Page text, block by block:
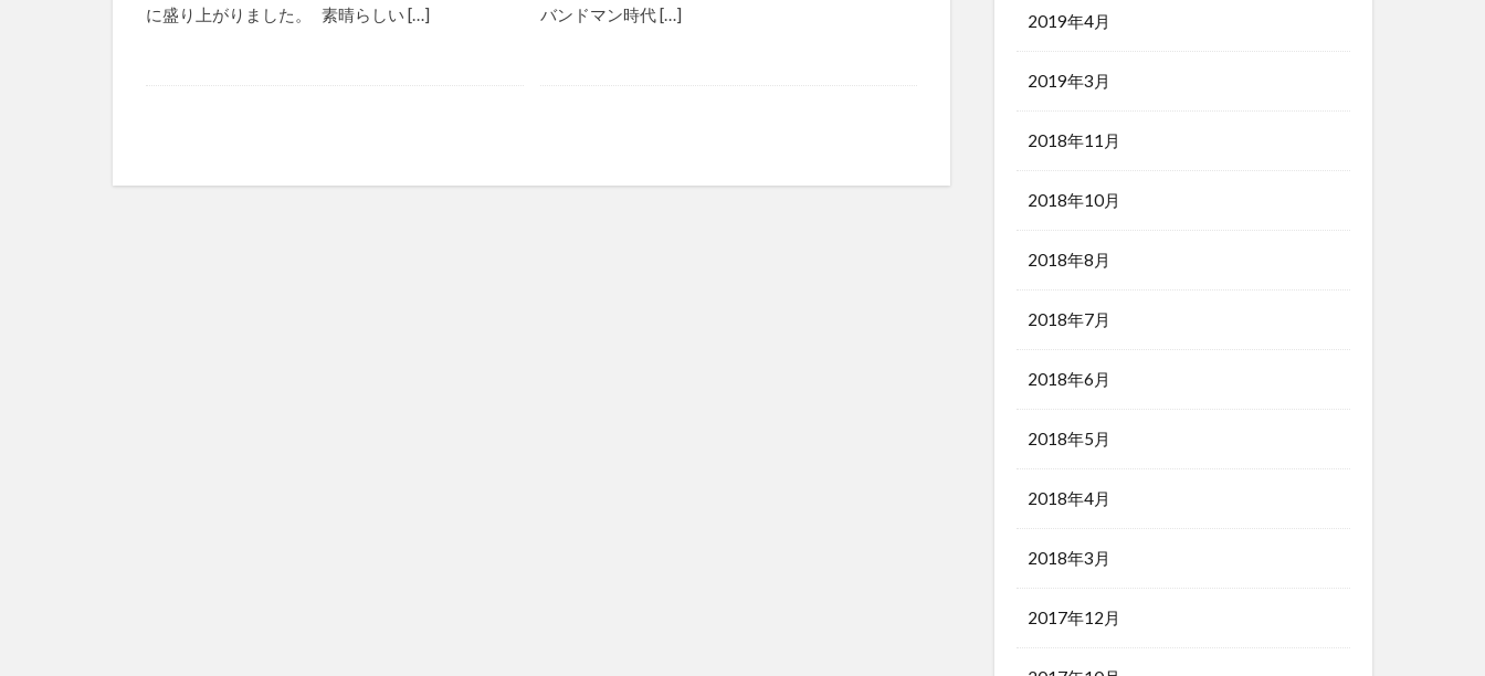
に盛り上がりました。 素晴らしい […]
バンドマン時代 […]
2019年4月
2019年3月
2018年11月
2018年10月
2018年8月
2018年7月
2018年6月
2018年5月
2018年4月
2018年3月
2017年12月